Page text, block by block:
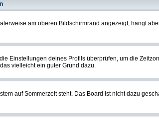
am oberen Bildschirmrand angezeigt, hängt
Einstellungen deines Profils überprüfen, um die
vielleicht ein guter Grund dazu.
auf Sommerzeit steht. Das Board ist nicht dazu